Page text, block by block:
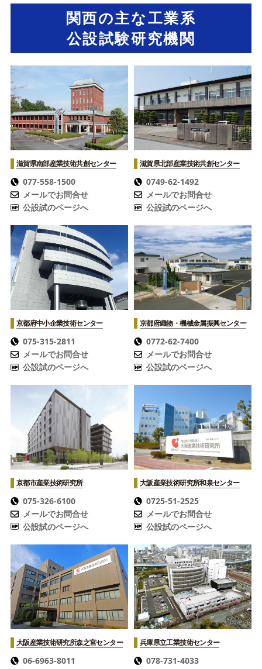
関西の主な工業系
公設試験研究機関
滋賀県南部産業技術共創センター
077-558-1500
メールでお問合せ
公設試のページへ
滋賀県北部産業技術共創センター
0749-62-1492
メールでお問合せ
公設試のページへ
京都府中小企業技術センター
075-315-2811
メールでお問合せ
公設試のページへ
京都府織物・機械金属振興センター
0772-62-7400
メールでお問合せ
公設試のページへ
京都市産業技術研究所
075-326-6100
メールでお問合せ
公設試のページへ
大阪産業技術研究所和泉センター
0725-51-2525
メールでお問合せ
公設試のページへ
大阪産業技術研究所森之宮センター
06-6963-8011
兵庫県立工業技術センター
078-731-4033